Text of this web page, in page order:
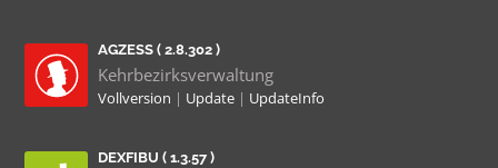
AGZESS ( 2.8.302 )
Kehrbezirksverwaltung
Vollversion | Update | UpdateInfo
DEXFIBU ( 1.3.57 )